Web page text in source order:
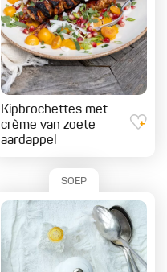
Kipbrochettes met
crème van zoete
aardappel
SOEP